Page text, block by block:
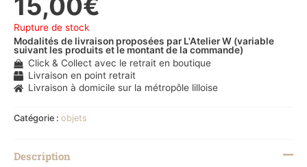
Rupture de stock
Modalités de livraison proposées par L'Atelier W (variable
suivant les produits et le montant de la commande)
Click & Collect avec le retrait en boutique
Livraison en point retrait
Livraison à domicile sur la métropôle lilloise
Catégorie : objets
Description